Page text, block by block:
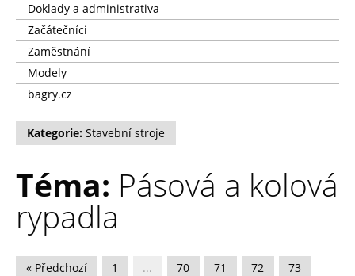
Doklady a administrativa
Začátečníci
Zaměstnání
Modely
bagry.cz
Kategorie: Stavební stroje
Téma: Pásová a kolová
rypadla
« Předchozí 1 ... 70 71 72
73